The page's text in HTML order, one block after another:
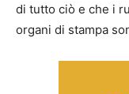
di tutto ciò e che i
organi di stampa